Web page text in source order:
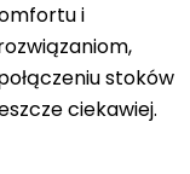
i
stoków
ciekawiej.